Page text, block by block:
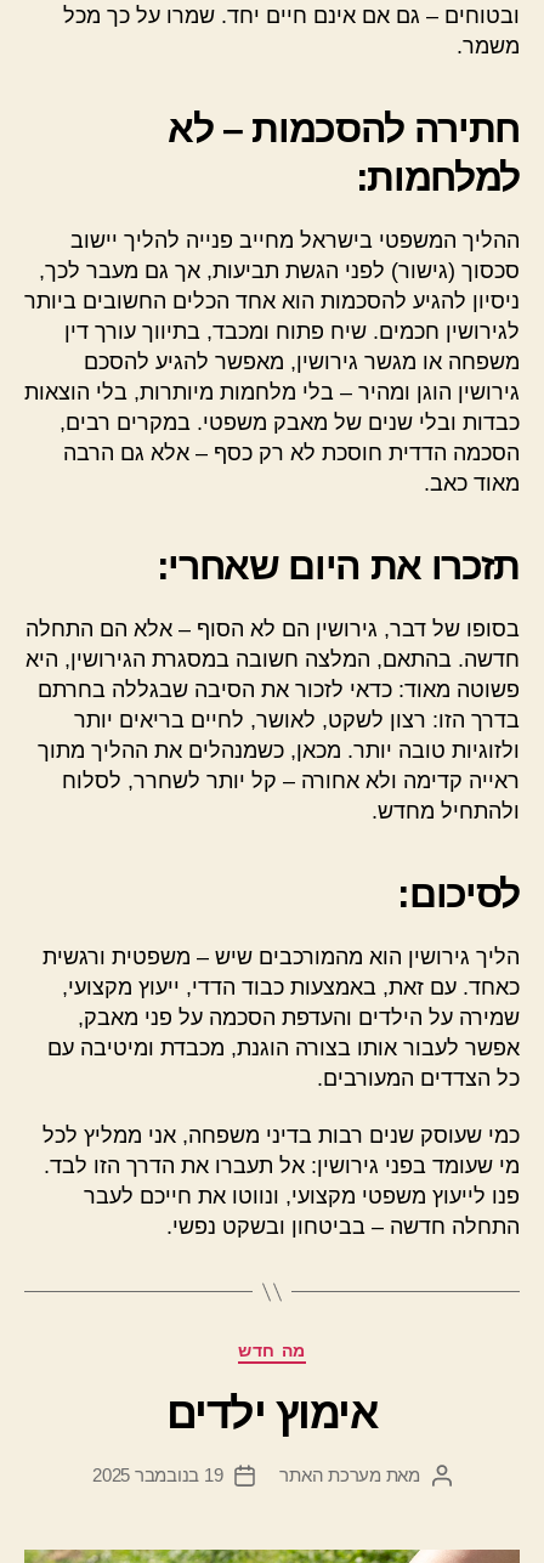
ובטוחים – גם אם אינם חיים יחד. שמרו על כך מכל
משמר.
חתירה להסכמות – לא
למלחמות:
ההליך המשפטי בישראל מחייב פנייה להליך יישוב
סכסוך (גישור) לפני הגשת תביעות, אך גם מעבר לכך,
ניסיון להגיע להסכמות הוא אחד הכלים החשובים ביותר
לגירושין חכמים. שיח פתוח ומכבד, בתיווך עורך דין
משפחה או מגשר גירושין, מאפשר להגיע להסכם
גירושין הוגן ומהיר – בלי מלחמות מיותרות, בלי הוצאות
כבדות ובלי שנים של מאבק משפטי. במקרים רבים,
הסכמה הדדית חוסכת לא רק כסף – אלא גם הרבה
מאוד כאב.
תזכרו את היום שאחרי:
בסופו של דבר, גירושין הם לא הסוף – אלא הם התחלה
חדשה. בהתאם, המלצה חשובה במסגרת הגירושין, היא
פשוטה מאוד: כדאי לזכור את הסיבה שבגללה בחרתם
בדרך הזו: רצון לשקט, לאושר, לחיים בריאים יותר
ולזוגיות טובה יותר. מכאן, כשמנהלים את ההליך מתוך
ראייה קדימה ולא אחורה – קל יותר לשחרר, לסלוח
ולהתחיל מחדש.
לסיכום:
הליך גירושין הוא מהמורכבים שיש – משפטית ורגשית
כאחד. עם זאת, באמצעות כבוד הדדי, ייעוץ מקצועי,
שמירה על הילדים והעדפת הסכמה על פני מאבק,
אפשר לעבור אותו בצורה הוגנת, מכבדת ומיטיבה עם
כל הצדדים המעורבים.
כמי שעוסק שנים רבות בדיני משפחה, אני ממליץ לכל
מי שעומד בפני גירושין: אל תעברו את הדרך הזו לבד.
פנו לייעוץ משפטי מקצועי, ונווטו את חייכם לעבר
התחלה חדשה – בביטחון ובשקט נפשי.
קטגוריותמה חדש
אימוץ ילדים
המחבר
מאת מערכת האתר
תאריך
19 בנובמבר 2025